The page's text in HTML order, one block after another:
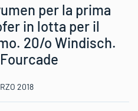
per la prima
in lotta per il
20/o Windisch.
2018